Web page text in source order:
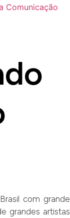
com grande
grandes artistas